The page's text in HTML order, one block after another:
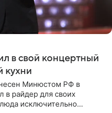
в свой концертный
кухни
Минюстом РФ в
в райдер для своих
исключительно